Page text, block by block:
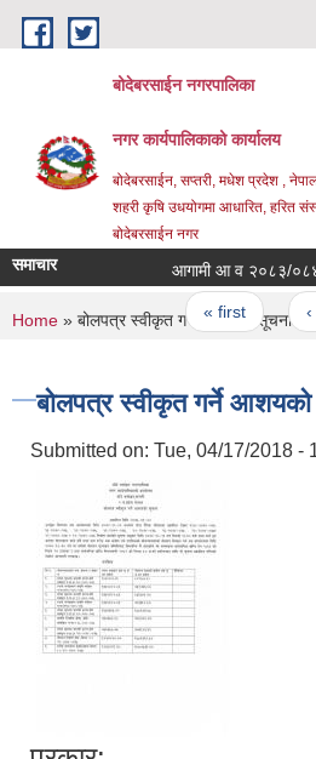
Skip to main content
बोदेबरसाईन नगरपालिका
नगर कार्यपालिकाको कार्यालय
बोदेबरसाईन, सप्तरी, मधेश प्रदेश ,
शहरी कृषि उधयोगमा आधारित, हरित
बोदेबरसाईन नगर
समाचार आगामी आ व २०८३/०८४ का
Pages
« first ‹
You are here
Home » बोलपत्र स्वीकृत गर्ने आशयको सूचना
बोलपत्र स्वीकृत गर्ने
Submitted on: Tue, 04/17/2018 -